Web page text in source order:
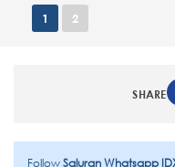
1 2
SHARE
FollowSaluran Whatsapp